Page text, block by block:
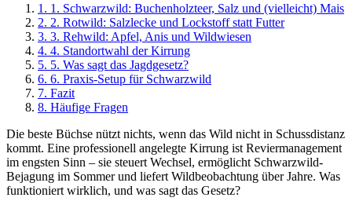
1 . 1. Schwarzwild: Buchenholzteer, Salz und (vielleicht) Mais
2. 2. Rotwild: Salzlecke und Lockstoff statt Futter
3. 3. Rehwild: Apfel, Anis und Wildwiesen
4. 4. Standortwahl der Kirrung
5. 5. Was sagt das Jagdgesetz?
6. 6. Praxis-Setup für Schwarzwild
7. Fazit
8. Häufige Fragen
Die beste Büchse nützt nichts, wenn das Wild nicht in Schussdistanz
kommt. Eine professionell angelegte Kirrung ist Reviermanagement
im engsten Sinn – sie steuert Wechsel, ermöglicht Schwarzwild-
Bejagung im Sommer und liefert Wildbeobachtung über Jahre. Was
funktioniert wirklich, und was sagt das Gesetz?